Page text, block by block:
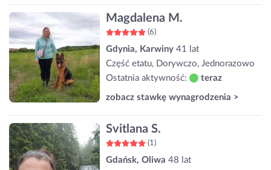
Magdalena M.
(6)
Gdynia, Karwiny 41 lat
Część etatu, Dorywczo, Jednorazowo
Ostatnia aktywność:
teraz
zobacz stawkę wynagrodzenia >
Svitlana S.
(1)
Gdańsk, Oliwa 48 lat